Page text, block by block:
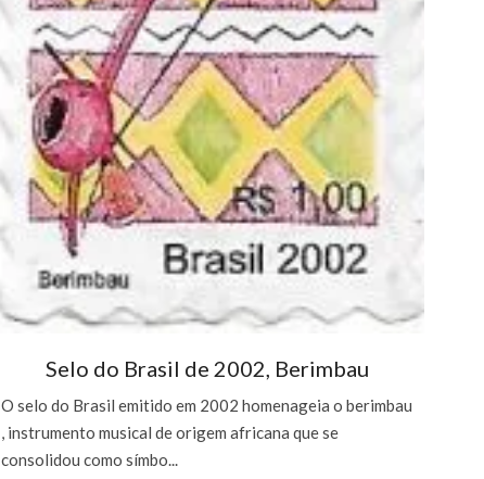
Selo do Brasil de 2002, Berimbau
O selo do Brasil emitido em 2002 homenageia o berimbau
, instrumento musical de origem africana que se
consolidou como símbo...